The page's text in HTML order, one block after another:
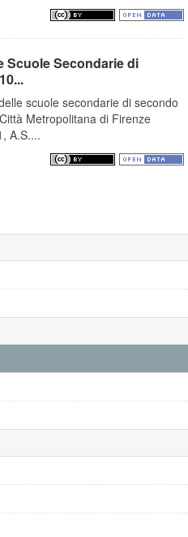
Scuole Secondarie di
scuole secondarie di secondo
Metropolitana di Firenze
A.S....